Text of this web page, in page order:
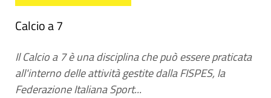
Calcio a 7
Il Calcio a 7 è una disciplina che può essere praticata
all'interno delle attività gestite dalla FISPES, la
Federazione Italiana Sport...